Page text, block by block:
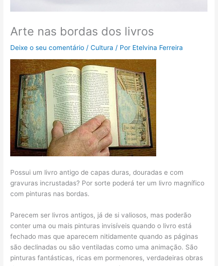
Arte nas bordas dos livros
Deixe o seu comentário /Cultura / Por Etelvina Ferreira
Possui um livro antigo de capas duras, douradas e com
gravuras incrustadas? Por sorte poderá ter um livro magnífico
com pinturas nas bordas.
Parecem ser livros antigos, já de si valiosos, mas poderão
conter uma ou mais pinturas invisíveis quando o livro está
fechado mas que aparecem nitidamente quando as páginas
são declinadas ou são ventiladas como uma animação. São
pinturas fantásticas, ricas em pormenores, verdadeiras obras